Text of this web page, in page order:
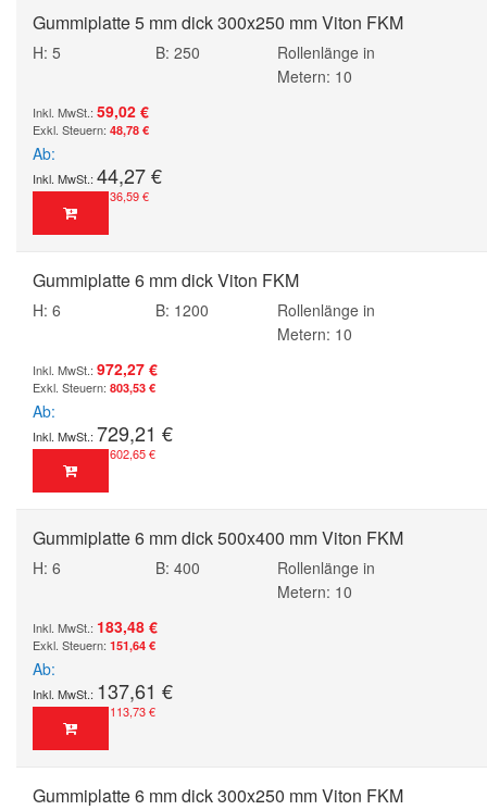
Gummiplatte 5 mm dick 300x250 mm Viton FKM
H: 5 B: 250
Rollenlänge in
Metern: 10
59,02 €
48,78 €
Ab
44,27 €
36,59 €
Gummiplatte 6 mm dick Viton FKM
H: 6 B: 1200
Rollenlänge in
Metern: 10
972,27 €
803,53 €
Ab
729,21 €
602,65 €
Gummiplatte 6 mm dick 500x400 mm Viton FKM
H: 6 B: 400
Rollenlänge in
Metern: 10
183,48 €
151,64 €
Ab
137,61 €
113,73 €
Gummiplatte 6 mm dick 300x250 mm Viton FKM